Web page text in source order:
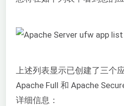
上述列表显示已创建了三个
Apache Full 和 Apache
详细信息：